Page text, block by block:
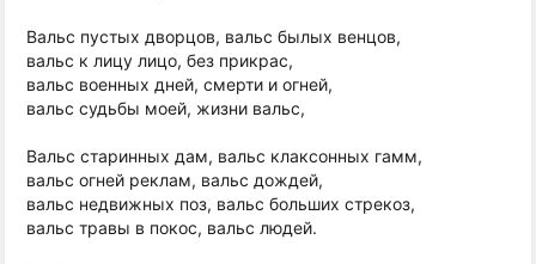
Вальс пустых дворцов, вальс былых венцов,
вальс к лицу лицо, без прикрас,
вальс военных дней, смерти и огней,
вальс судьбы моей, жизни вальс,
Вальс старинных дам, вальс клаксонных гамм,
вальс огней реклам, вальс дождей,
вальс недвижных поз, вальс больших стрекоз,
вальс травы в покос, вальс людей.